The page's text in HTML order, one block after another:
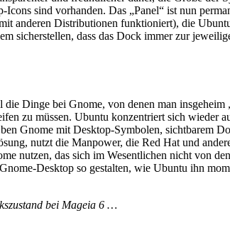
sind vorhanden. Das „Panel“ ist nun
anderen Distributionen funktioniert), die
sicherstellen, dass das Dock immer zur
die Dinge bei Gnome, von denen man
zu müssen. Ubuntu konzentriert sich wieder
Gnome mit Desktop-Symbolen, sichtbarem
nutzt die Manpower, die Red Hat und
nutzen, das sich im Wesentlichen nicht von
Desktop so gestalten, wie Ubuntu ihn
bei Mageia 6 …